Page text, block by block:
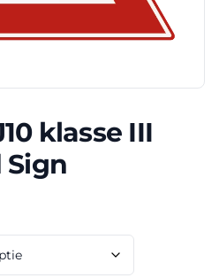
klasse III